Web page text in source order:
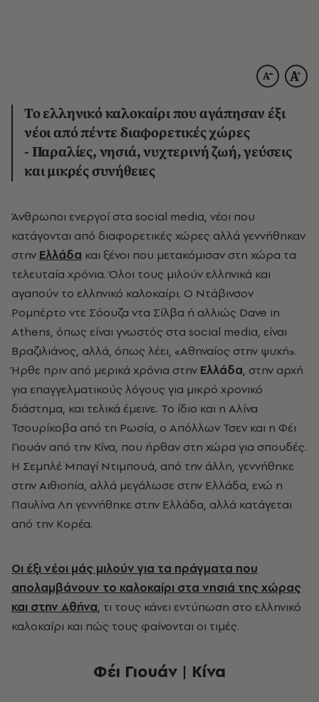
Το ελληνικό καλοκαίρι που αγάπησαν έξι
νέοι από πέντε διαφορετικές χώρες
- Παραλίες, νησιά, νυχτερινή ζωή, γεύσεις
και μικρές συνήθειες
Άνθρωποι ενεργοί στα social media, νέοι που
κατάγονται από διαφορετικές χώρες αλλά γεννήθηκαν
στην Ελλάδα και ξένοι που μετακόμισαν στη χώρα τα
τελευταία χρόνια. Όλοι τους μιλούν ελληνικά και
αγαπούν το ελληνικό καλοκαίρι. O Ντάβινσον
Ρομπέρτο ντε Σόουζα ντα Σίλβα ή αλλιώς Dave in
Athens, όπως είναι γνωστός στα social media, είναι
Βραζιλιάνος, αλλά, όπως λέει, «Αθηναίος στην ψυχή».
Ήρθε πριν από μερικά χρόνια στην Ελλάδα, στην αρχή
για επαγγελματικούς λόγους για μικρό χρονικό
διάστημα, και τελικά έμεινε. Το ίδιο και η Αλίνα
Τσουρίκοβα από τη Ρωσία, ο Απόλλων Τσεν και η Φέι
Γιουάν από την Κίνα, που ήρθαν στη χώρα για σπουδές.
Η Σεμπλέ Μπαγί Ντιμπουά, από την άλλη, γεννήθηκε
στην Αιθιοπία, αλλά μεγάλωσε στην Ελλάδα, ενώ η
Παυλίνα Λη γεννήθηκε στην Ελλάδα, αλλά κατάγεται
από την Κορέα.
Οι έξι νέοι μάς μιλούν για τα πράγματα που
απολαμβάνουν το καλοκαίρι στα νησιά της χώρας
και στην Αθήνα, τι τους κάνει εντύπωση στο ελληνικό
καλοκαίρι και πώς τους φαίνονται οι τιμές.
Φέι Γιουάν | Κίνα